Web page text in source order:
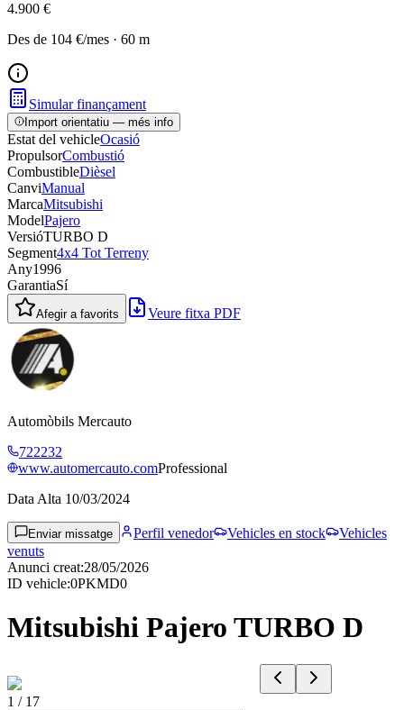
4.900 €
Des de 104 €/mes · 60 m
Simular finançament
Import orientatiu — més info
Estat del vehicleOcasió
PropulsorCombustió
CombustibleDièsel
CanviManual
MarcaMitsubishi
ModelPajero
VersióTURBO D
Segment4x4 Tot Terreny
Any1996
GarantiaSí
Afegir a favorits Veure fitxa PDF
Automòbils Mercauto
722232
www.automercauto.comProfessional
Data Alta 10/03/2024
Enviar missatge Perfil venedor Vehicles en stock
Vehicles
venuts
Anunci creat:28/05/2026
ID vehicle:0PKMD0
Mitsubishi Pajero TURBO D
1 / 17